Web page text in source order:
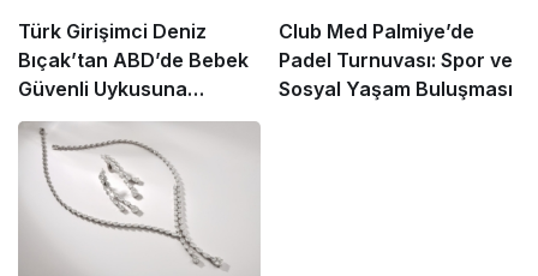
Türk Girişimci Deniz
Bıçak’tan ABD’de Bebek
Güvenli Uykusuna
Yenilikçi Dokunuş
Club Med Palmiye’de
Padel Turnuvası: Spor ve
Sosyal Yaşam Buluşması